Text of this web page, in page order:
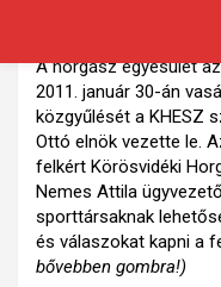
A horgász egyesület
2011. január 30-án
közgyűlését a KHESZ
Ottó elnök vezette le.
felkért Körösvidéki
Nemes Attila
sporttársaknak
és válaszokat kapni a
bővebben gombra!)